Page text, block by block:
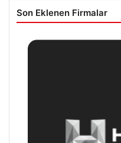
Son Eklenen Firmalar